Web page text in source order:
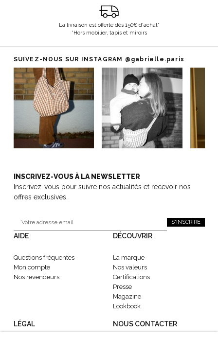
La livraison est offerte dès 150€ d'achat*
*Hors mobilier, tapis et miroirs
SUIVEZ-NOUS SUR INSTAGRAM @gabrielle.paris
INSCRIVEZ-VOUS À LA NEWSLETTER
Inscrivez-vous pour suivre nos actualités et recevoir nos
offres exclusives.
S'INSCRIRE
AIDE
Questions fréquentes
Mon compte
Nos revendeurs
DÉCOUVRIR
La marque
Nos valeurs
Certifications
Presse
Magazine
Lookbook
LÉGAL NOUS CONTACTER